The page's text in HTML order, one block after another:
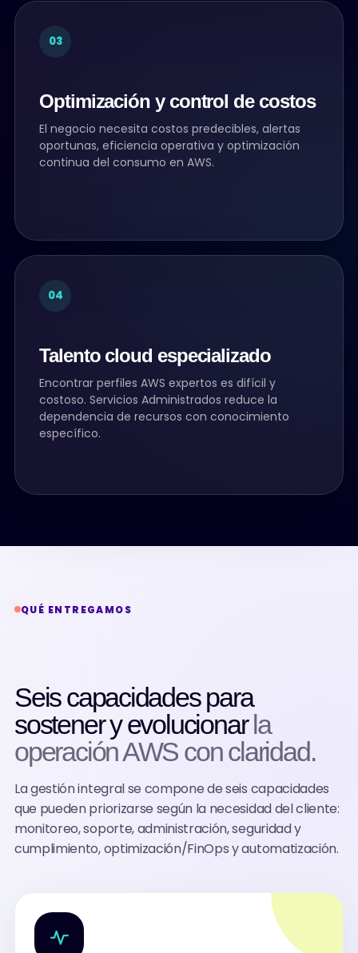
03
Optimización y control de costos
El negocio necesita costos predecibles, alertas
oportunas, eficiencia operativa y optimización
continua del consumo en AWS.
04
Talento cloud especializado
Encontrar perfiles AWS expertos es difícil y
costoso. Servicios Administrados reduce la
dependencia de recursos con conocimiento
específico.
QUÉ ENTREGAMOS
Seis capacidades para
sostener y evolucionarla
operación AWS con claridad.
La gestión integral se compone de seis capacidades
que pueden priorizarse según la necesidad del cliente:
monitoreo, soporte, administración, seguridad y
cumplimiento, optimización/FinOps y automatización.